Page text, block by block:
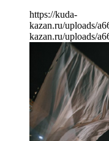
https://kuda-
kazan.ru/uploads/
kazan.ru/uploads/